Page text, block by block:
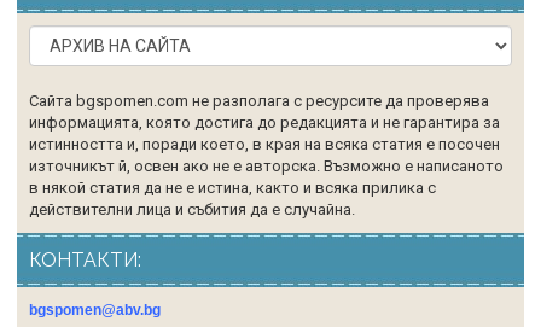
Сайта bgspomen.com не разполага с ресурсите да проверява
информацията, която достига до редакцията и не гарантира за
истинността и, поради което, в края на всяка статия е посочен
източникът й, освен ако не е авторска. Възможно е написаното
в някой статия да не е истина, както и всяка прилика с
действителни лица и събития да е случайна.
КОНТАКТИ:
bgspomen@abv.bg